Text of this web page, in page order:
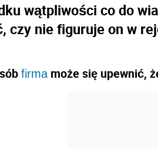
wątpliwości co do
czy nie figuruje on w
firmamoże się upewnić,